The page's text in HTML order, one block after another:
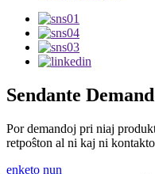
Sendante
Por demandoj pri niaj
retpoŝton al ni kaj ni
enketo nun